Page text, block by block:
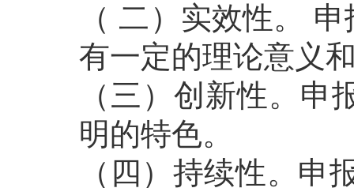
（ 二）实效性。
有一定的理论意义
（三）创新性。
明的特色。
（四）持续性。申